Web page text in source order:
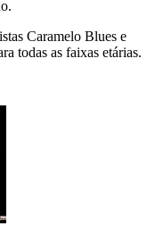
Caramelo Blues e
todas as faixas etárias.